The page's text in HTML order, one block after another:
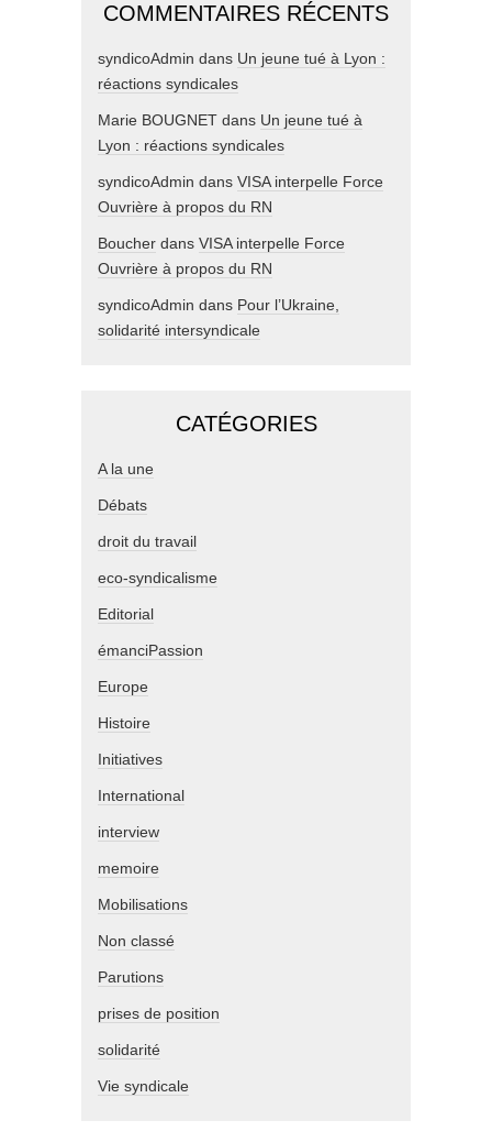
COMMENTAIRES RÉCENTS
syndicoAdmin dans Un jeune tué à Lyon :
réactions syndicales
Marie BOUGNET dans Un jeune tué à
Lyon : réactions syndicales
syndicoAdmin dans VISA interpelle Force
Ouvrière à propos du RN
Boucher dans VISA interpelle Force
Ouvrière à propos du RN
syndicoAdmin dans Pour l’Ukraine,
solidarité intersyndicale
CATÉGORIES
A la une
Débats
droit du travail
eco-syndicalisme
Editorial
émanciPassion
Europe
Histoire
Initiatives
International
interview
memoire
Mobilisations
Non classé
Parutions
prises de position
solidarité
Vie syndicale